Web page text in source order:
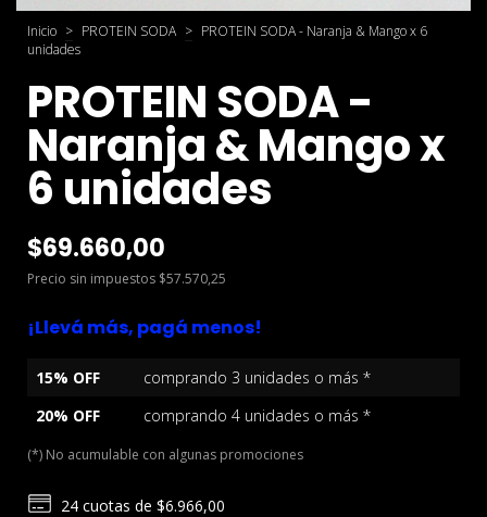
Inicio > PROTEIN SODA > PROTEIN SODA - Naranja & Mango x 6
unidades
PROTEIN SODA -
Naranja & Mango x
6 unidades
$69.660,00
Precio sin impuestos $57.570,25
¡Llevá más, pagá menos!
15% OFF
comprando 3 unidades o más *
20% OFF
comprando 4 unidades o más *
(*) No acumulable con algunas promociones
24 cuotas de$6.966,00